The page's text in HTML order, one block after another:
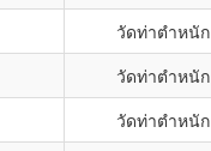
วัดท่าตำหนัก
วัดท่าตำหนัก
วัดท่าตำหนัก